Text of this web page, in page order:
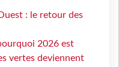
: le retour des
2026 est
vertes deviennent